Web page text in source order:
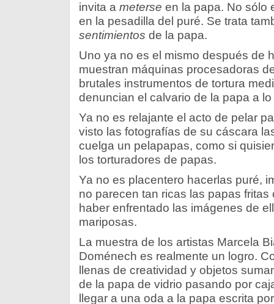
invita a meterse en la papa. No sólo
en la pesadilla del puré. Se trata
sentimientos de la papa.
Uno ya no es el mismo después de
muestran máquinas procesadoras
brutales instrumentos de tortura
denuncian el calvario de la papa a
Ya no es relajante el acto de pelar
visto las fotografías de su cáscara
cuelga un pelapapas, como si
los torturadores de papas.
Ya no es placentero hacerlas puré,
no parecen tan ricas las papas
haber enfrentado las imágenes de
mariposas.
La muestra de los artistas Marcela
Doménech es realmente un logro.
llenas de creatividad y objetos
de la papa de vidrio pasando por
llegar a una oda a la papa escrita